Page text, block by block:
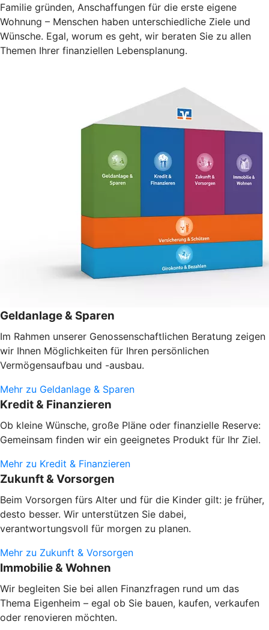
Familie gründen, Anschaffungen für die erste eigene
Wohnung – Menschen haben unterschiedliche Ziele und
Wünsche. Egal, worum es geht, wir beraten Sie zu allen
Themen Ihrer finanziellen Lebensplanung.
Geldanlage & Sparen
Im Rahmen unserer Genossenschaftlichen Beratung zeigen
wir Ihnen Möglichkeiten für Ihren persönlichen
Vermögensaufbau und -ausbau.
Mehr zu Geldanlage & Sparen
Kredit & Finanzieren
Ob kleine Wünsche, große Pläne oder finanzielle Reserve:
Gemeinsam finden wir ein geeignetes Produkt für Ihr Ziel.
Mehr zu Kredit & Finanzieren
Zukunft & Vorsorgen
Beim Vorsorgen fürs Alter und für die Kinder gilt: je früher,
desto besser. Wir unterstützen Sie dabei,
verantwortungsvoll für morgen zu planen.
Mehr zu Zukunft & Vorsorgen
Immobilie & Wohnen
Wir begleiten Sie bei allen Finanzfragen rund um das
Thema Eigenheim – egal ob Sie bauen, kaufen, verkaufen
oder renovieren möchten.